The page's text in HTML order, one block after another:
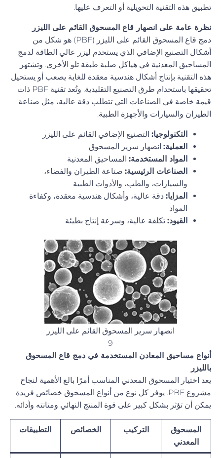
تطبيق هذه التقنية التحويلية أو التعرف عليها.
نظرة عامة على انصهار قاع المسحوق القائم على الليزر
دمج قاع المسحوق القائم على الليزر (PBF) هو شكل من
أشكال التصنيع الإضافي الذي يستخدم ليزر عالي الطاقة لدمج
المساحيق المعدنية في هياكل صلبة طبقة تلو الأخرى. وتشتهر
هذه التقنية بإنتاج أشكال هندسية معقدة للغاية يصعب أو يستحيل
تحقيقها باستخدام طرق التصنيع التقليدية. وتُعد تقنية PBF ذات
قيمة خاصة في الصناعات التي تتطلب دقة عالية، مثل صناعة
الطيران والسيارات والأجهزة الطبية.
التكنولوجيا:التصنيع الإضافي القائم على الليزر
العملية:انصهار سرير المسحوق
المواد المستخدمة:المساحيق المعدنية
الصناعات الرئيسية:صناعة الطيران والفضاء،
والسيارات، والطب، والأدوات الطبية
المزايا:دقة عالية، وأشكال هندسية معقدة، وكفاءة
المواد
القيود:تكلفة عالية، وسرعة إنتاج بطيئة
انصهار سرير المسحوق القائم على الليزر
9
أنواع مساحيق المعادن المستخدمة في دمج قاع المسحوق
بالليزر
يعد اختيار المسحوق المعدني المناسب أمرًا بالغ الأهمية لنجاح
مشروع PBF. يوفر كل نوع من أنواع المسحوق خصائص فريدة
يمكن أن تؤثر بشكل كبير على قوة المنتج النهائي ومتانته وأدائه.
المسحوق
المعدني
التركيب الخصائص التطبيقات